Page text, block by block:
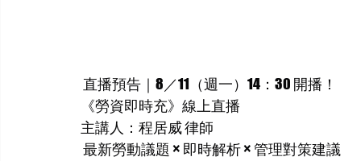
直播預告｜8／11（週一）14：30 開播！
《勞資即時充》線上直播
主講人：程居威 律師
最新勞動議題 × 即時解析 × 管理對策建議